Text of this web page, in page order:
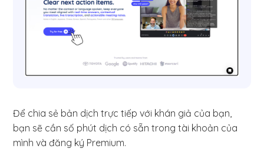
Để chia sẻ bản dịch trực tiếp với khán giả của bạn,
bạn sẽ cần số phút dịch có sẵn trong tài khoản của
mình và đăng ký Premium.